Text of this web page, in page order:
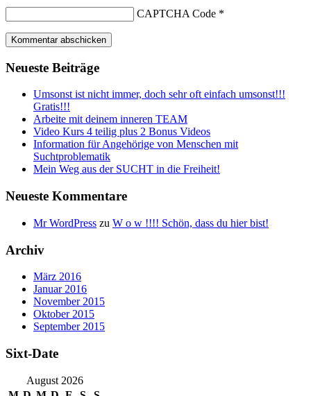
CAPTCHA Code *
Neueste Beiträge
Umsonst ist nicht immer, doch sehr oft einfach umsonst!!!
Gratis!!!
Arbeite mit deinem inneren TEAM
Video Kurs 4 teilig plus 2 Bonus Videos
Information für Angehörige von Menschen mit
Suchtproblematik
Mein Weg aus der SUCHT in die Freiheit!
Neueste Kommentare
Mr WordPress zu W o w !!!! Schön, dass du hier bist!
Archiv
März 2016
Januar 2016
November 2015
Oktober 2015
September 2015
Sixt-Date
August 2026